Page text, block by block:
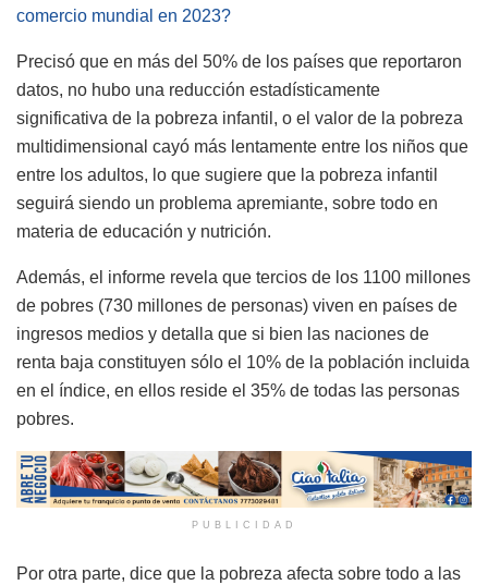
comercio mundial en 2023?
Precisó que en más del 50% de los países que reportaron
datos, no hubo una reducción estadísticamente
significativa de la pobreza infantil, o el valor de la pobreza
multidimensional cayó más lentamente entre los niños que
entre los adultos, lo que sugiere que la pobreza infantil
seguirá siendo un problema apremiante, sobre todo en
materia de educación y nutrición.
Además, el informe revela que tercios de los 1100 millones
de pobres (730 millones de personas) viven en países de
ingresos medios y detalla que si bien las naciones de
renta baja constituyen sólo el 10% de la población incluida
en el índice, en ellos reside el 35% de todas las personas
pobres.
PUBLICIDAD
Por otra parte, dice que la pobreza afecta sobre todo a las